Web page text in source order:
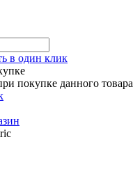
в один клик
покупке данного товара